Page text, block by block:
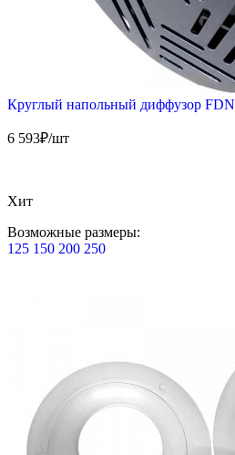
Круглый напольный диффузор FDN
6 593₽/шт
Хит
Возможные размеры:
125 150 200 250